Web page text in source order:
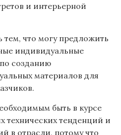
и интерьерной
тем, что могу предложить
индивидуальные
созданию
материалов для
быть в курсе
технических тенденций и
в отрасли, потому что